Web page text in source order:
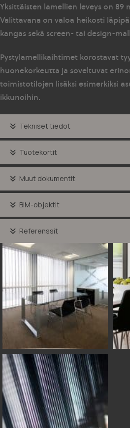
Yksittäisten lamellien leveys on 89
Valittavana on valoa heikosti
kangas sekä screen- tai design-
Pystylamellikaihtimet korostavat
huonekorkeutta ja soveltuvat
toimistotilojen lisäksi esimerkiksi
ikkunoihin.
Tekniset tiedot
Tuotekortit
Muut dokumentit
BIM-objektit
Referenssit